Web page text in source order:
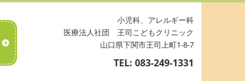
小児科、アレルギー科
医療法人社団 王司こどもクリニック
山口県下関市王司上町1-8-7
TEL: 083-249-1331